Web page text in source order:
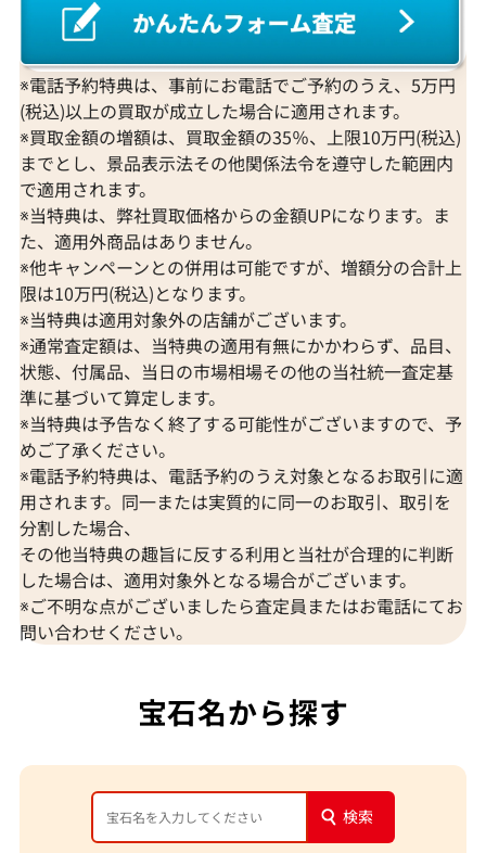
※電話予約特典は、事前にお電話でご予約のうえ、5万円
(税込)以上の買取が成立した場合に適用されます。
※買取金額の増額は、買取金額の35％、上限10万円(税込)
までとし、景品表示法その他関係法令を遵守した範囲内
で適用されます。
※当特典は、弊社買取価格からの金額UPになります。ま
た、適用外商品はありません。
※他キャンペーンとの併用は可能ですが、増額分の合計上
限は10万円(税込)となります。
※当特典は適用対象外の店舗がございます。
※通常査定額は、当特典の適用有無にかかわらず、品目、
状態、付属品、当日の市場相場その他の当社統一査定基
準に基づいて算定します。
※当特典は予告なく終了する可能性がございますので、予
めご了承ください。
※電話予約特典は、電話予約のうえ対象となるお取引に適
用されます。同一または実質的に同一のお取引、取引を
分割した場合、
その他当特典の趣旨に反する利用と当社が合理的に判断
した場合は、適用対象外となる場合がございます。
※ご不明な点がございましたら査定員またはお電話にてお
問い合わせください。
宝石名から探す
検索